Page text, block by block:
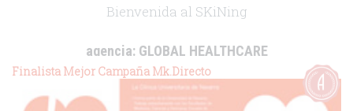
Bienvenida al SKiNing
agencia:GLOBAL HEALTHCARE
cliente:Vital Robert
Finalista Mejor Campaña Mk.Directo